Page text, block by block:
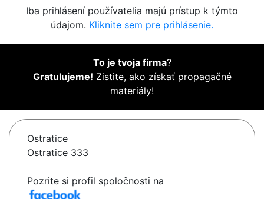
Iba prihlásení používatelia majú prístup k týmto
údajom. Kliknite sem pre prihlásenie.
To je tvoja firma?
Gratulujeme! Zistite, ako získať propagačné
materiály!
Ostratice
Ostratice 333
Pozrite si profil spoločnosti na